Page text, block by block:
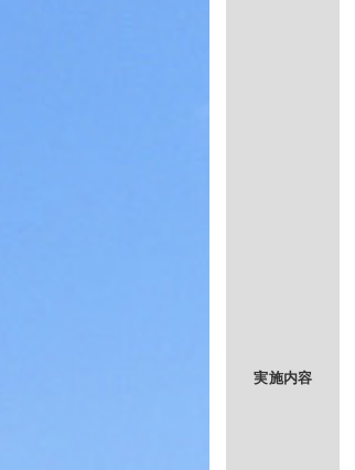
実施内容